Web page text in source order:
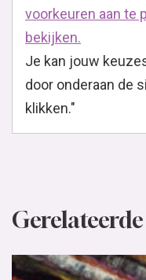
voorkeuren aan te
bekijken.
Je kan jouw
door onderaan de
klikken."